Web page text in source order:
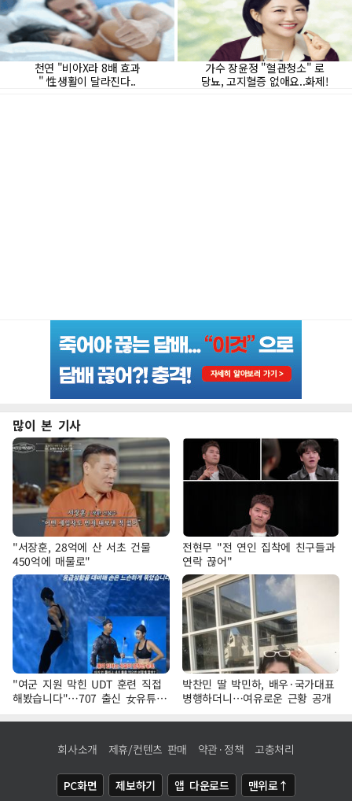
많이 본 기사
"서장훈, 28억에 산 서초 건물
450억에 매물로"
전현무 "전 연인 집착에 친구들과
연락 끊어"
"여군 지원 막힌 UDT 훈련 직접
해봤습니다"…707 출신 女유튜버
'완벽 소화'
박찬민 딸 박민하, 배우·국가대표
병행하더니…여유로운 근황 공개
회사소개 제휴/컨텐츠 판매 약관·정책 고충처리
PC화면 제보하기 앱 다운로드 맨위로↑